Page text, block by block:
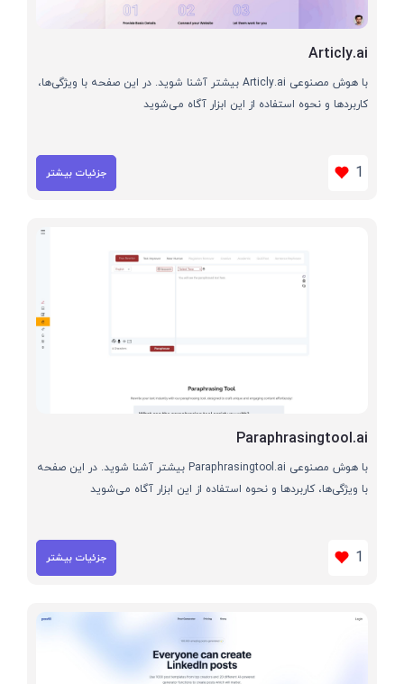
Articly.ai
با هوش مصنوعی Articly.ai بیشتر آشنا شوید. در این صفحه با ویژگی‌ها،
کاربردها و نحوه استفاده از این ابزار آگاه می‌شوید
1 جزئیات بیشتر
Paraphrasingtool.ai
با هوش مصنوعی Paraphrasingtool.ai بیشتر آشنا شوید. در این صفحه
با ویژگی‌ها، کاربردها و نحوه استفاده از این ابزار آگاه می‌شوید
1 جزئیات بیشتر